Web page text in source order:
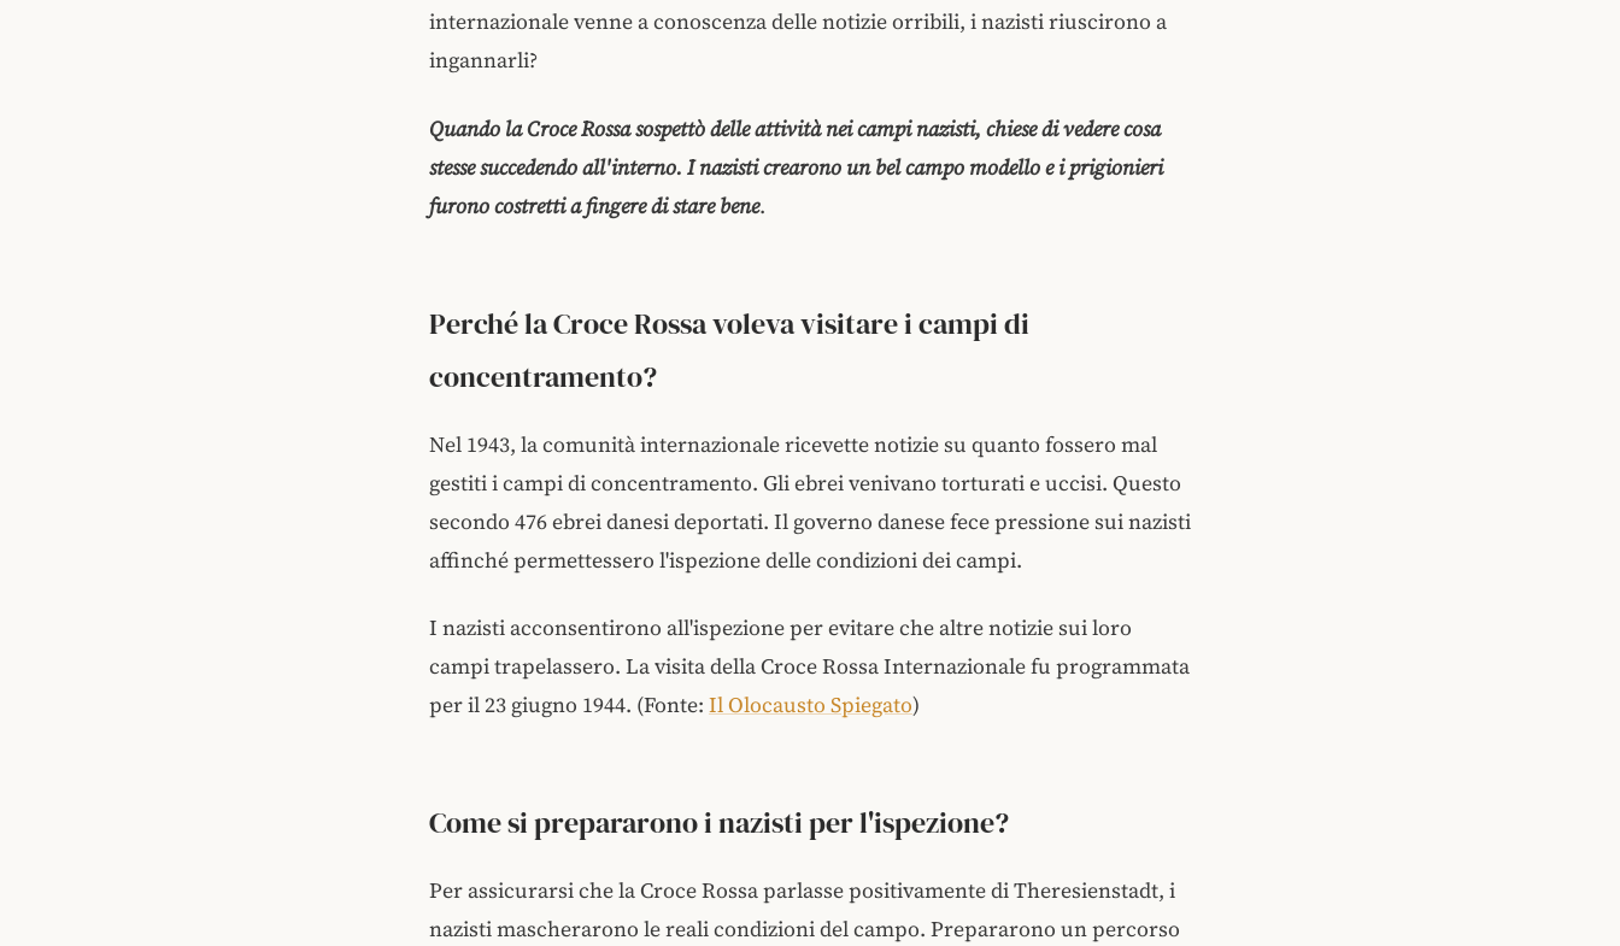
internazionale venne a conoscenza delle notizie orribili, i nazisti riuscirono a
ingannarli?
Quando la Croce Rossa sospettò delle attività nei campi nazisti, chiese di vedere cosa
stesse succedendo all'interno. I nazisti crearono un bel campo modello e i prigionieri
furono costretti a fingere di stare bene.
Perché la Croce Rossa voleva visitare i campi di
concentramento?
Nel 1943, la comunità internazionale ricevette notizie su quanto fossero mal
gestiti i campi di concentramento. Gli ebrei venivano torturati e uccisi. Questo
secondo 476 ebrei danesi deportati. Il governo danese fece pressione sui nazisti
affinché permettessero l'ispezione delle condizioni dei campi.
I nazisti acconsentirono all'ispezione per evitare che altre notizie sui loro
campi trapelassero. La visita della Croce Rossa Internazionale fu programmata
per il 23 giugno 1944. (Fonte: Il Olocausto Spiegato)
Come si prepararono i nazisti per l'ispezione?
Per assicurarsi che la Croce Rossa parlasse positivamente di Theresienstadt, i
nazisti mascherarono le reali condizioni del campo. Prepararono un percorso